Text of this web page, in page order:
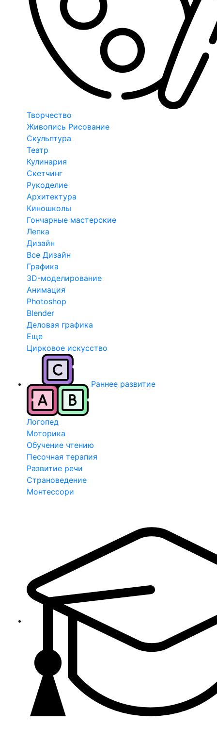
Творчество
Живопись Рисование
Скульптура
Театр
Кулинария
Скетчинг
Рукоделие
Архитектура
Киношколы
Гончарные мастерские
Лепка
Дизайн
Все Дизайн
Графика
3D-моделирование
Анимация
Photoshop
Blender
Деловая графика
Еще
Цирковое искусство
Раннее развитие
Логопед
Моторика
Обучение чтению
Песочная терапия
Развитие речи
Страноведение
Монтессори